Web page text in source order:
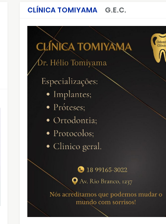
CLÍNICA TOMIYAMA
G.E.C.
CRIMES QUE ABALARAM O BRASIL